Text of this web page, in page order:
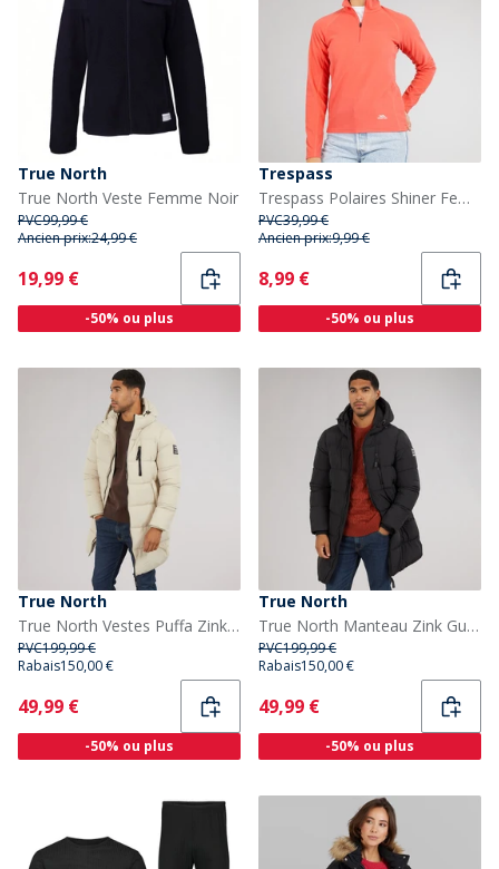
True North
True North Veste Femme Noir
PVC99,99 €
Ancien prix:24,99 €
Current
19,99 €
-50% ou plus
Trespass
Trespass Polaires Shiner Femme Orange
PVC39,99 €
Ancien prix:9,99 €
Current
8,99 €
-50% ou plus
True North
True North Vestes Puffa Zink Gunilla Femme Marron
PVC199,99 €
Rabais150,00 €
Current
49,99 €
-50% ou plus
True North
True North Manteau Zink Gunilla Noir Femme
PVC199,99 €
Rabais150,00 €
Current
49,99 €
-50% ou plus